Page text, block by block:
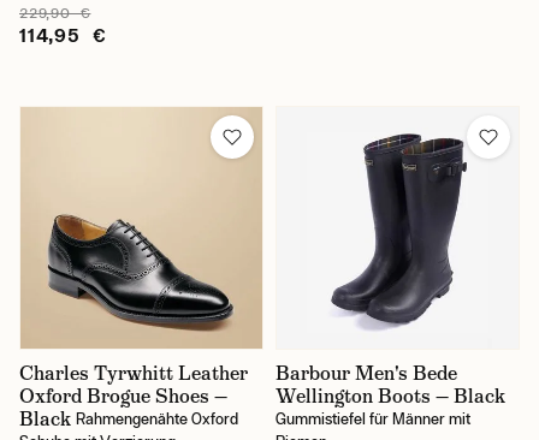
229,90 €
114,95 €
Charles Tyrwhitt Leather
Oxford Brogue Shoes —
Black Rahmengenähte Oxford
Barbour Men's Bede
Wellington Boots — Black
Gummistiefel für Männer mit